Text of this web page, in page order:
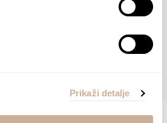
Prikaži detalje
od
75,00 €
do
138,00 €
ODABERI OPCIJE
PROIZVODE U OVOJ KATEGORIJI